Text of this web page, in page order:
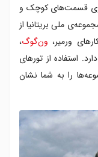
قسمت‌های کوچک و
ملی بریتانیا از
ورمیر، ون‌گوگ،
استفاده از تورهای
را به شما نشان